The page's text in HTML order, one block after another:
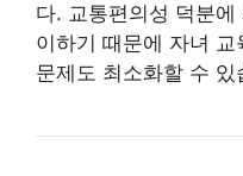
다. 교통편의성 덕분
이하기 때문에 자녀
문제도 최소화할 수 있